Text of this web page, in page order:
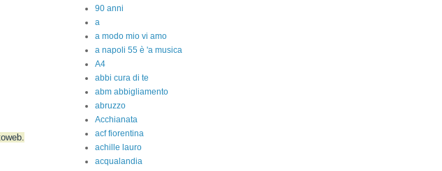
90 anni
a
a modo mio vi amo
a napoli 55 è 'a musica
A4
abbi cura di te
abm abbigliamento
abruzzo
Acchianata
acf fiorentina
achille lauro
acqualandia